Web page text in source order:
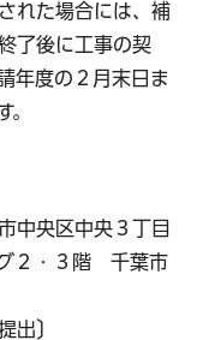
れた場合には、補
了後に工事の契
年度の２月末日ま
。
央区中央３丁目
２・３階 千葉市
出〕